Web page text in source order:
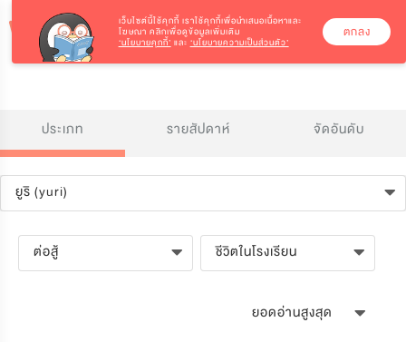
ประเภท รายสัปดาห์ จัดอันดับ
ยูริ (yuri)
ต่อสู้ ชีวิตในโรงเรียน
ยอดอ่านสูงสุด
เว็บไซต์นี้ใช้คุกกี้ เราใช้คุกกี้เพื่อนำเสนอเนื้อหาและ
โฆษณา คลิกเพื่อดูข้อมูลเพิ่มเติม
‘นโยบายคุกกี้’ และ ‘นโยบายความเป็นส่วนตัว’
ตกลง